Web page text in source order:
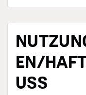
EN/
USS